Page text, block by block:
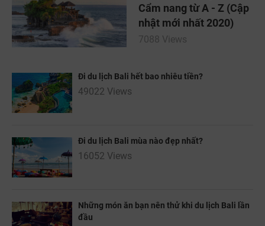
Cẩm nang từ A - Z (Cập
nhật mới nhất 2020)
7088 Views
Đi du lịch Bali hết bao nhiêu tiền?
49022 Views
Đi du lịch Bali mùa nào đẹp nhất?
16052 Views
Những món ăn bạn nên thử khi du lịch Bali lần
đầu
TƯ VẤN NGAY
TƯ VẤN NGAY
TƯ VẤN NGAY